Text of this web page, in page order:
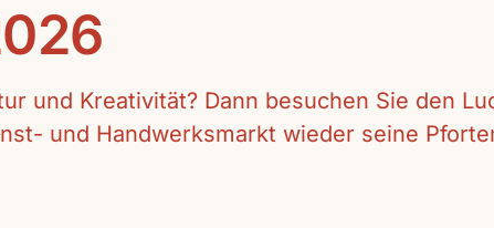
und Kreativität? Dann besuchen Sie den
und Handwerksmarkt wieder seine